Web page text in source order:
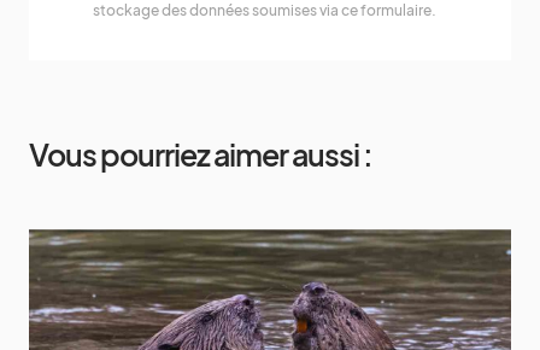
stockage des données soumises via ce formulaire.
Vous pourriez aimer aussi :